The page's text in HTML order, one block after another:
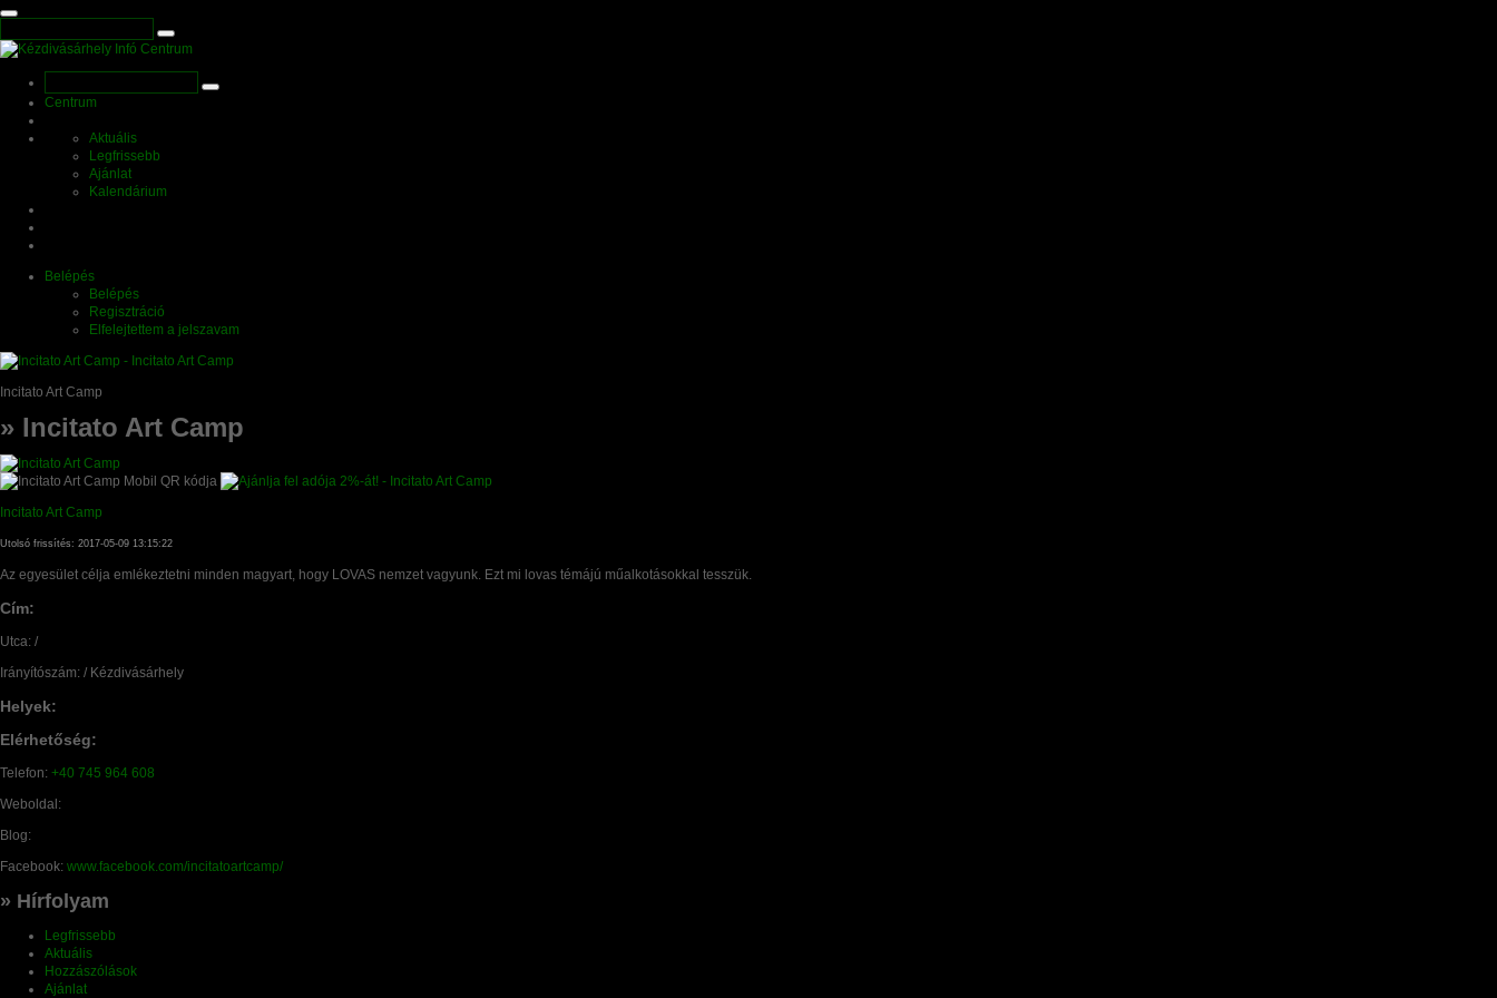
Centrum
Aktuális
Legfrissebb
Ajánlat
Kalendárium
Belépés
Belépés
Regisztráció
Elfelejtettem a jelszavam
Incitato Art Camp
» Incitato Art Camp
Incitato Art Camp
Utolsó frissítés: 2017-05-09 13:15:22
Az egyesület célja emlékeztetni minden magyart, hogy LOVAS nemzet vagyunk. Ezt mi lovas témájú műalkotásokkal tesszük.
Cím:
Utca: /
Irányítószám: / Kézdivásárhely
Helyek:
Elérhetőség:
Telefon: +40 745 964 608
Weboldal:
Blog:
Facebook: www.facebook.com/incitatoartcamp/
» Hírfolyam
Legfrissebb
Aktuális
Hozzászólások
Ajánlat